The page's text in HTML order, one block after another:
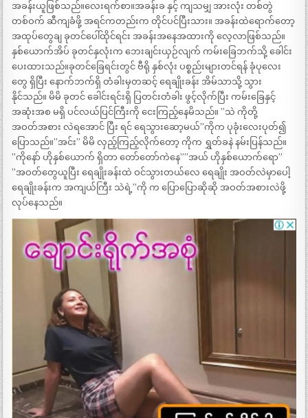
အခန်းယူဖြစ်သည်။လေးရက်စာ။အခန်းခ နှင့် ကျသမျှ အားလုံး တစ်တွဲ
တစ်ဝက် ဆီကျခံဖို့ အရင်ကတည်းက တိုင်ပင်ပြီးသား။ အခန်းထဲရောက်တော့
အထုပ်တွေချ ခုတင်ပေါ်ထိုင်ရင်း အခန်းအနေအထားကို လေ့လာဖြစ်သည်။
နှစ်ယောက်အိပ် ခုတင်နှလုံးက ဘေးချင်းယှဉ်လျက် ကမ်းခြေဘက်သို့ ခေါင်း
ပေးထားသည်။ခုတင်ခြေရင်းတွင် ဗီရို နှစ်လုံး ပစ္စည်းများတင်ရန် ခုံပုလေး
တွေ ရှိပြီး နောက်ဘက်ရှိ တံခါးမှတဆင့် ရေချိုးခန်း အိမ်သာသို့ သွား
နိုင်သည်။ မိမိ ခုတင် ခေါင်းရင်းရှိ ပြတင်းတံခါး ဖွင့်လိုက်ပြီး ကမ်းခြေနှင့်
အဆုံးအစ မရှိ ပင်လယ်ပြင်ကြီးကို ငေးကြည့်နေမိသည်။ ”သဲ ကိုတို့
အဝတ်အစား လဲရအောင် ပြီး ရင် ရေသွားဆော့မယ်”ကိုက ပုခုံးလေးပုတ်၍
ပြောသည်။”အင်း” မိမိ လှည့်ကြည့်လိုက်တော့ ကိုက ရွှတ်ခနဲ နမ်းပြန်သည်။
”ကိုနော် ဟိုနှစ်ယောက် ရှိတာ တော်တော်ကဲနေ””အယ် ဟိုနှစ်ယောက်ရော”
”အဝတ်တွေယူပြီး ရေချိုးခန်းထဲ ဝင်သွားတယ်လေ ရေချိုး အဝတ်လဲမှာပေါ့
ရေချိုးခန်းက အကျယ်ကြီး သဲရဲ့”ကို က ပြောပြောဆိုဆို အဝတ်အစားလဲဖို့
လုပ်နေသည်။